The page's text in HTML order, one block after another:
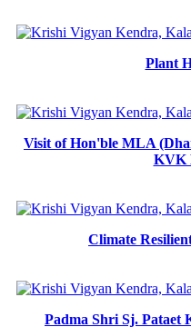
Plant
Visit of Hon'ble MLA
KVK
Climate
Padma Shri Sj. Pataet